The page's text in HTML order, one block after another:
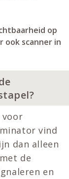
op
ook scanner in
voor
vind
dan alleen
de
en